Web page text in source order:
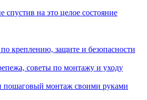
спустив на это целое состояние
креплению, защите и безопасности
советы по монтажу и уходу
монтаж своими руками